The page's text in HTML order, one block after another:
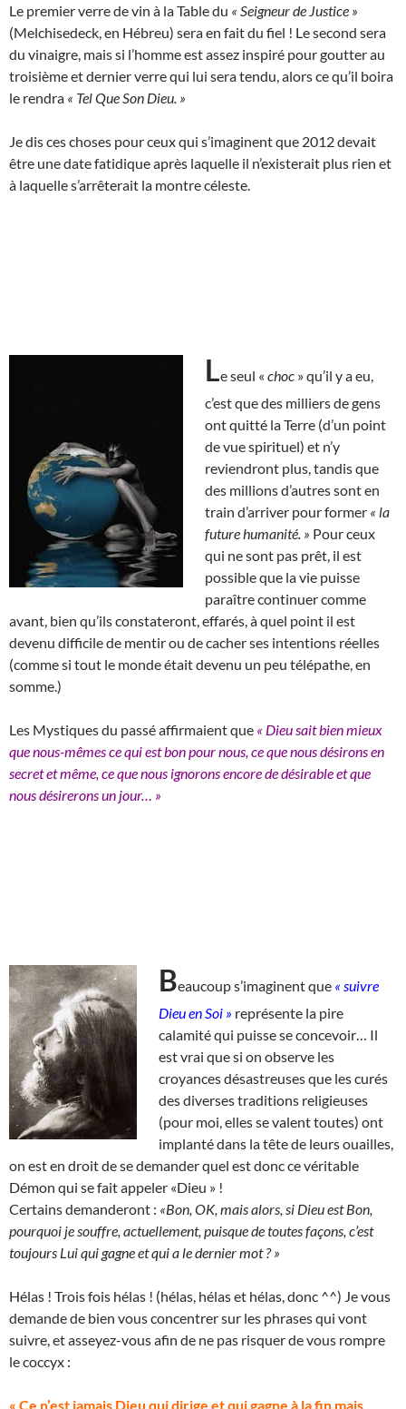
Le premier verre de vin à la Table du « Seigneur de Justice »
(Melchisedeck, en Hébreu) sera en fait du fiel ! Le second sera
du vinaigre, mais si l’homme est assez inspiré pour goutter au
troisième et dernier verre qui lui sera tendu, alors ce qu’il boira
le rendra « Tel Que Son Dieu. »
Je dis ces choses pour ceux qui s’imaginent que 2012 devait
être une date fatidique après laquelle il n’existerait plus rien et
à laquelle s’arrêterait la montre céleste.
Le seul « choc » qu’il y a eu,
c’est que des milliers de gens
ont quitté la Terre (d’un point
de vue spirituel) et n’y
reviendront plus, tandis que
des millions d’autres sont en
train d’arriver pour former « la
future humanité. » Pour ceux
qui ne sont pas prêt, il est
possible que la vie puisse
paraître continuer comme
avant, bien qu’ils constateront, effarés, à quel point il est
devenu difficile de mentir ou de cacher ses intentions réelles
(comme si tout le monde était devenu un peu télépathe, en
somme.)
Les Mystiques du passé affirmaient que « Dieu sait bien mieux
que nous-mêmes ce qui est bon pour nous, ce que nous désirons en
secret et même, ce que nous ignorons encore de désirable et que
nous désirerons un jour… »
Beaucoup s’imaginent que « suivre
Dieu en Soi » représente la pire
calamité qui puisse se concevoir… Il
est vrai que si on observe les
croyances désastreuses que les curés
des diverses traditions religieuses
(pour moi, elles se valent toutes) ont
implanté dans la tête de leurs ouailles,
on est en droit de se demander quel est donc ce véritable
Démon qui se fait appeler «Dieu » !
Certains demanderont : «Bon, OK, mais alors, si Dieu est Bon,
pourquoi je souffre, actuellement, puisque de toutes façons, c’est
toujours Lui qui gagne et qui a le dernier mot ? »
Hélas ! Trois fois hélas ! (hélas, hélas et hélas, donc ^^) Je vous
demande de bien vous concentrer sur les phrases qui vont
suivre, et asseyez-vous afin de ne pas risquer de vous rompre
le coccyx :
« Ce n’est jamais Dieu qui dirige et qui gagne à la fin mais